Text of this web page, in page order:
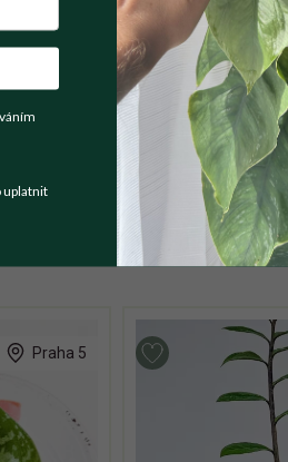
ošetřená proti parazitům.
Praha 5
uplatnit